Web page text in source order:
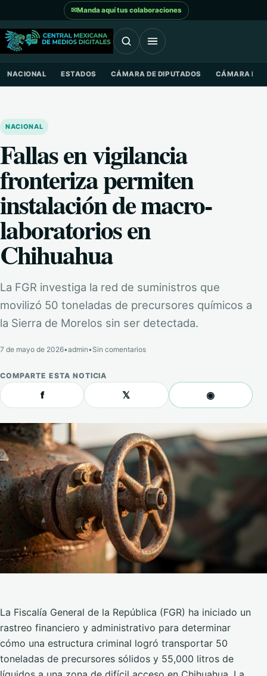
Saltar al contenido
✉Manda aquí tus colaboraciones
NACIONAL ESTADOS CÁMARA DE DIPUTADOS CÁMARA DE
NACIONAL
Fallas en vigilancia
fronteriza permiten
instalación de macro-
laboratorios en
Chihuahua
La FGR investiga la red de suministros que
movilizó 50 toneladas de precursores químicos a
la Sierra de Morelos sin ser detectada.
7 de mayo de 2026•admin•Sin comentarios
COMPARTE ESTA NOTICIA
f 𝕏 ◉
La Fiscalía General de la República (FGR) ha iniciado un
rastreo financiero y administrativo para determinar
cómo una estructura criminal logró transportar 50
toneladas de precursores sólidos y 55,000 litros de